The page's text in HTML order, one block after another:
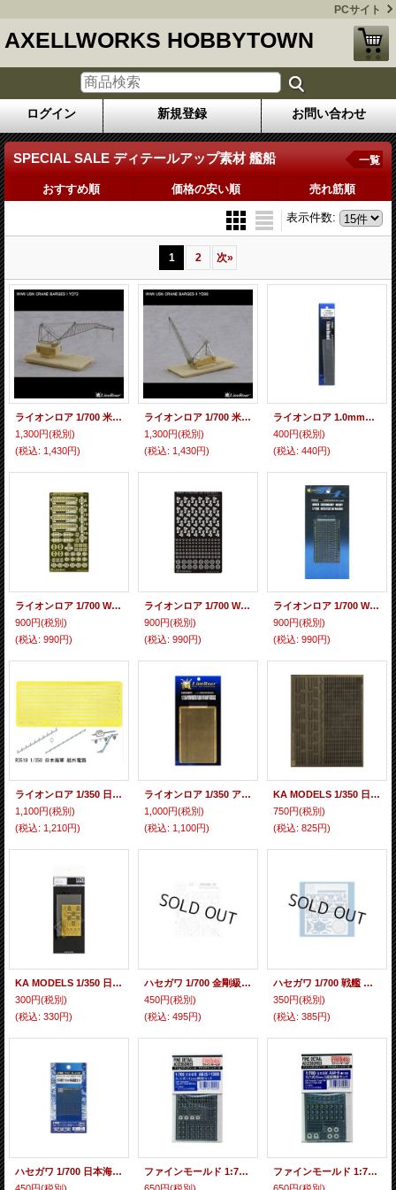
PCサイト
AXELLWORKS HOBBYTOWN
ログイン 新規登録 お問い合わせ
SPECIAL SALE ディテールアップ素材 艦船 一覧
おすすめ順 価格の安い順 売れ筋順
表示件数:
1 2 次»
ライオンロア 1/700 米海軍 クレーン船1 YD72 1隻入
1,300円(税別)
(税込: 1,430円)
ライオンロア 1/700 米海軍 クレーン船2 YD98 1隻入
1,300円(税別)
(税込: 1,430円)
ライオンロア 1.0mm径 丸ボルトヘッド エッチングパーツ
400円(税別)
(税込: 440円)
ライオンロア 1/700 WW2 日本海軍用 3 カタパルト エッチングパーツ
900円(税別)
(税込: 990円)
ライオンロア 1/700 WW2 日本海軍96式25mm対空機銃 エッチングパーツ
900円(税別)
(税込: 990円)
ライオンロア 1/700 WWII 独海軍 水密窓 エッチングパーツ
900円(税別)
(税込: 990円)
ライオンロア 1/350 日本海軍 舷外電路 エッチングパーツ
1,100円(税別)
(税込: 1,210円)
ライオンロア 1/350 アメリカ海軍艦艇用 穴あき床 エッチングパーツ
1,000円(税別)
(税込: 1,100円)
KA MODELS 1/350 日本海軍艦艇用舷外電路セット エッチングパーツ
750円(税別)
(税込: 825円)
KA MODELS 1/350 日本海軍艦艇用クレーン/ダビットセット エッチングパーツ
300円(税別)
(税込: 330円)
ハセガワ 1/700 金剛級高速戦艦（比叡）ディティールアップパーツA エッチングパーツ
450円(税別)
(税込: 495円)
ハセガワ 1/700 戦艦 伊勢級 伊勢 日向 ディテールアップパーツB エッチングパーツ
350円(税別)
(税込: 385円)
ハセガワ 1/700 日本海軍 13mm 単装機銃セット エッチングパーツ
ファインモールド 1:700 日本海軍 九三式13mm機銃セット エッチングパーツ
ファインモールド 1:700 日本海軍 九六式25mm 3連装機銃セット エッチングパーツ